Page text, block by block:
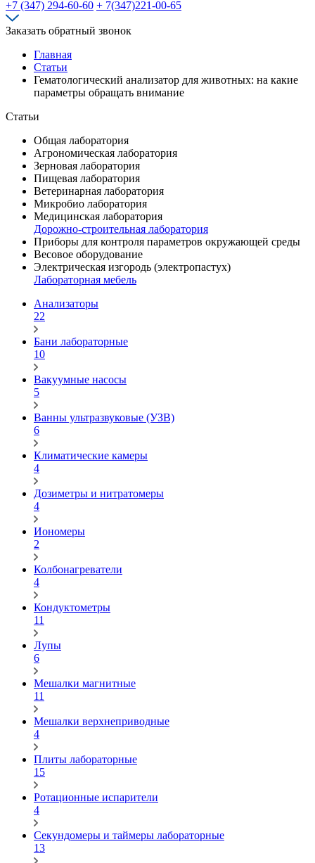
+7 (347) 294-60-60 + 7(347)221-00-65
Заказать обратный звонок
Главная
Статьи
Гематологический анализатор для животных: на какие
параметры обращать внимание
Статьи
Общая лаборатория
Агрономическая лаборатория
Зерновая лаборатория
Пищевая лаборатория
Ветеринарная лаборатория
Микробио лаборатория
Медицинская лаборатория
Дорожно-строительная лаборатория
Приборы для контроля параметров окружающей среды
Весовое оборудование
Электрическая изгородь (электропастух)
Лабораторная мебель
Анализаторы
22
Бани лабораторные
10
Вакуумные насосы
5
Ванны ультразвуковые (УЗВ)
6
Климатические камеры
4
Дозиметры и нитратомеры
4
Иономеры
2
Колбонагреватели
4
Кондуктометры
11
Лупы
6
Мешалки магнитные
11
Мешалки верхнеприводные
4
Плиты лабораторные
15
Ротационные испарители
4
Секундомеры и таймеры лабораторные
13